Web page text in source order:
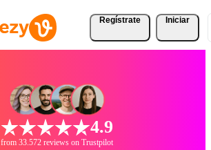
Regístrate Iniciar
4.9
from 33.572 reviews on Trustpilot